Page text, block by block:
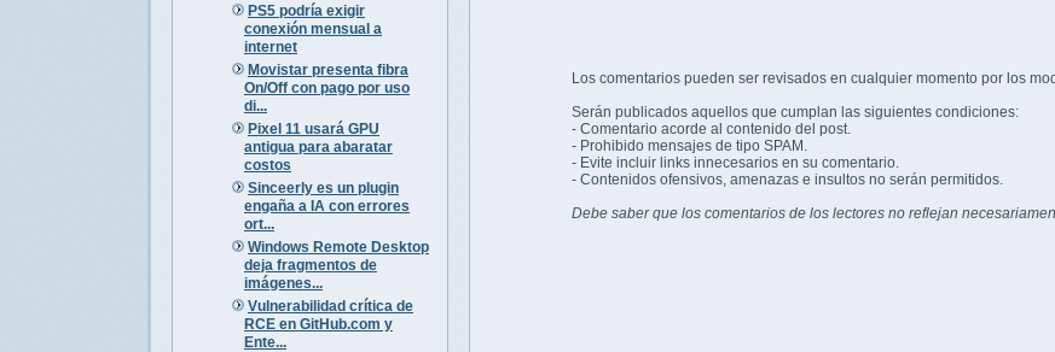
PS5 podría exigir
conexión mensual a
internet
Movistar presenta fibra
On/Off con pago por uso
di...
Pixel 11 usará GPU
antigua para abaratar
costos
Sinceerly es un plugin
engaña a IA con errores
ort...
Windows Remote Desktop
deja fragmentos de
imágenes...
Vulnerabilidad crítica de
RCE en GitHub.com y
Ente...
Los comentarios pueden ser revisados en cualquier momento por los
Serán publicados aquellos que cumplan las siguientes condiciones:
- Comentario acorde al contenido del post.
- Prohibido mensajes de tipo SPAM.
- Evite incluir links innecesarios en su comentario.
- Contenidos ofensivos, amenazas e insultos no serán permitidos.
Debe saber que los comentarios de los lectores no reflejan